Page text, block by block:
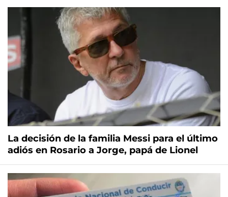
La decisión de la familia Messi para el último
adiós en Rosario a Jorge, papá de Lionel